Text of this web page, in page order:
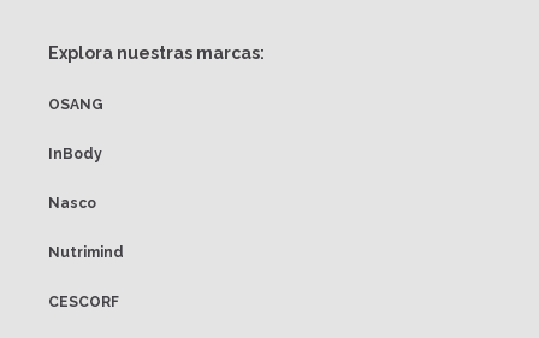
Explora nuestras marcas:
OSANG
InBody
Nasco
Nutrimind
CESCORF